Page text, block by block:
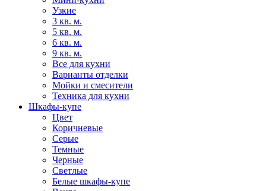
Узкие
3 кв. м.
5 кв. м.
6 кв. м.
9 кв. м.
Все для кухни
Варианты отделки
Мойки и смесители
Техника для кухни
Шкафы-купе
Цвет
Коричневые
Серые
Темные
Черные
Светлые
Белые шкафы-купе